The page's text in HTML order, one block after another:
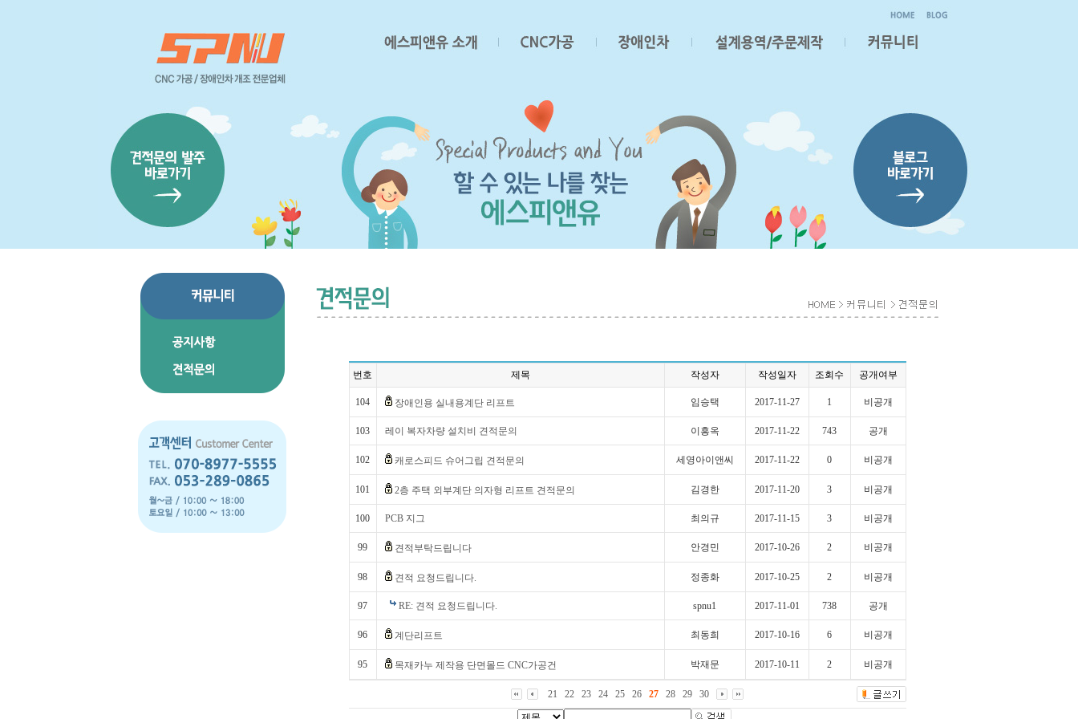
번호 제목 작성자 작성일자 조회수 공개여부
104 장애인용 실내용계단 리프트 임승택 2017-11-27 1 비공개
103 레이 복자차량 설치비 견적문의 이흥옥 2017-11-22 743 공개
102 캐로스피드 슈어그립 견적문의 세영아이앤씨 2017-11-22 0 비공개
101 2층 주택 외부계단 의자형 리프트 견적문의 김경한 2017-11-20 3 비공개
100 PCB 지그 최의규 2017-11-15 3 비공개
99 견적부탁드립니다 안경민 2017-10-26 2 비공개
98 견적 요청드립니다. 정종화 2017-10-25 2 비공개
97 RE: 견적 요청드립니다. spnu1 2017-11-01 738 공개
96 계단리프트 최동희 2017-10-16 6 비공개
95 목재카누 제작용 단면몰드 CNC가공건 박재문 2017-10-11 2 비공개
21 22 23 24 25 26 27 28 29 30